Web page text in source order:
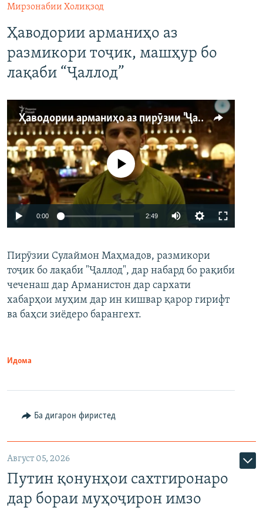
Мирзонабии Холиқзод
Ҳаводории арманиҳо аз
размикори тоҷик, машҳур бо
лақаби “Ҷаллод”
Ҳаводории арманиҳо аз пирӯзии "Ҷаллод"-и тоҷик
Auto 240p 360p 480p
720p 1080p
Феълан кор намекунад
0:00 2:49
360p
480p
Пирӯзии Сулаймон Маҳмадов, размикори
тоҷик бо лақаби "Ҷаллод", дар набард бо рақиби
чеченаш дар Арманистон дар сархати
хабарҳои муҳим дар ин кишвар қарор гирифт
ва баҳси зиёдеро барангехт.
Идома
Ба дигарон фиристед
Август 05, 2026
Путин қонунҳои сахтгиронаро
дар бораи муҳоҷирон имзо